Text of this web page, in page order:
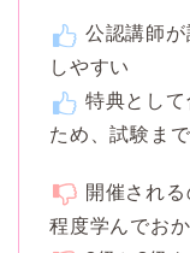
公認講師
しやすい
特典とし
ため、試験ま
開催され
程度学んでお